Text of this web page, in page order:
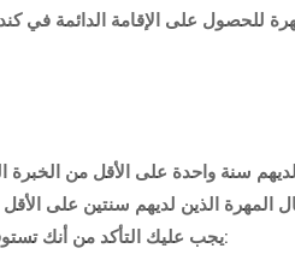
يجب عليك التأكد من أنك تستوفي معايير الأهلية لأحد هذه البرامج. تشمل المتطلبات الأساسية: